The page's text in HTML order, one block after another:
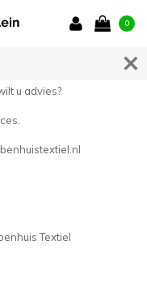
0
u advies?
Textiel